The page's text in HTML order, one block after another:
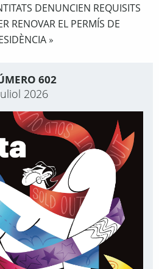
DENUNCIEN REQUISITS
RENOVAR EL PERMÍS DE
»
602
2026